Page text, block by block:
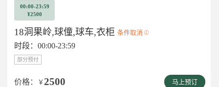
00:00-23:59
¥2500
18洞果岭,球僮,球车,衣柜 条件取消
时段：00:00-23:59
部分预付
价格： ￥2500 马上预订